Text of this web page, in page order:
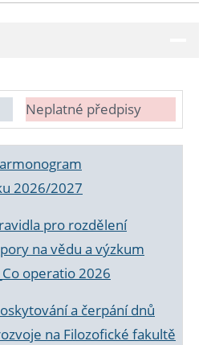
Neplatné předpisy
2026/2027
pro rozdělení
na vědu a výzkum
operatio 2026
a čerpání dnů
na Filozofické fakultě